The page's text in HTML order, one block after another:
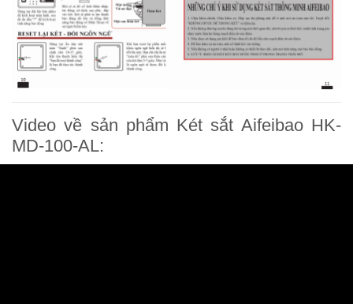
Video về sản phẩm Két sắt Aifeibao HK-
MD-100-AL: